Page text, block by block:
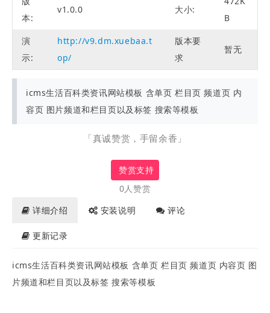
本:
v1.0.0 大小:
B
演
示:
http://v9.dm.xuebaa.t
op/
版本要
求
暂无
icms生活百科类资讯网站模板 含单页 栏目页 频道页 内
容页 图片频道和栏目页以及标签 搜索等模板
「真诚赞赏，手留余香」
赞赏支持
0人赞赏
详细介绍
安装说明 评论
更新记录
icms生活百科类资讯网站模板 含单页 栏目页 频道页 内容页 图
片频道和栏目页以及标签 搜索等模板